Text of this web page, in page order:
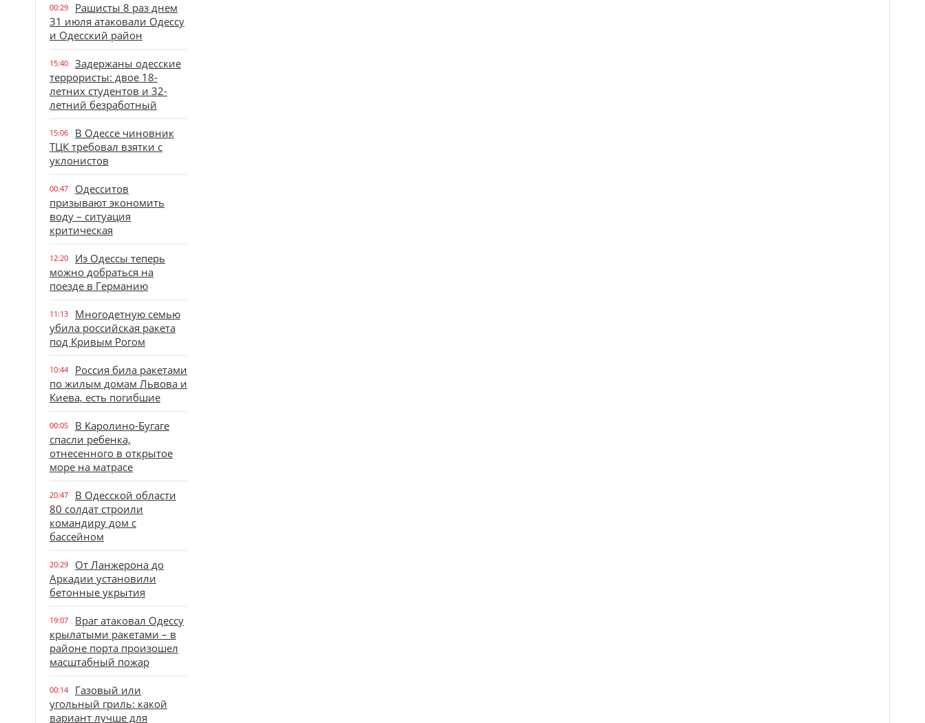
00:29
Рашисты 8 раз днем
31 июля атаковали Одессу
и Одесский район
15:40
Задержаны одесские
террористы: двое 18-
летних студентов и 32-
летний безработный
15:06
В Одессе чиновник
ТЦК требовал взятки с
уклонистов
00:47
Одесситов
призывают экономить
воду – ситуация
критическая
12:20
Из Одессы теперь
можно добраться на
поезде в Германию
11:13
Многодетную семью
убила российская ракета
под Кривым Рогом
10:44
Россия била ракетами
по жилым домам Львова и
Киева, есть погибшие
00:05
В Каролино-Бугаге
спасли ребенка,
отнесенного в открытое
море на матрасе
20:47
В Одесской области
80 солдат строили
командиру дом с
бассейном
20:29
От Ланжерона до
Аркадии установили
бетонные укрытия
19:07
Враг атаковал Одессу
крылатыми ракетами – в
районе порта произошел
масштабный пожар
00:14
Газовый или
угольный гриль: какой
вариант лучше для